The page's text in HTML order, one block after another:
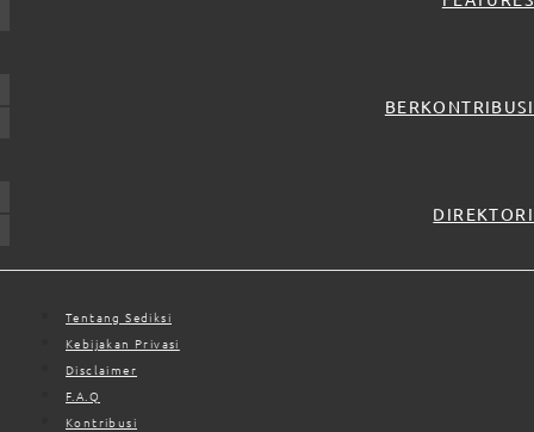
BERKONTRIBUSI
DIREKTORI
Tentang Sediksi
Kebijakan Privasi
Disclaimer
F.A.Q
Kontribusi